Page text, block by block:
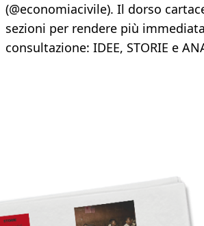
(@economiacivile). Il dorso
sezioni per rendere più
consultazione: IDEE, STORIE e